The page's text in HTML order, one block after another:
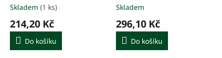
Skladem (1 ks)
214,20 Kč
Do košíku
Skladem
296,10 Kč
Do košíku